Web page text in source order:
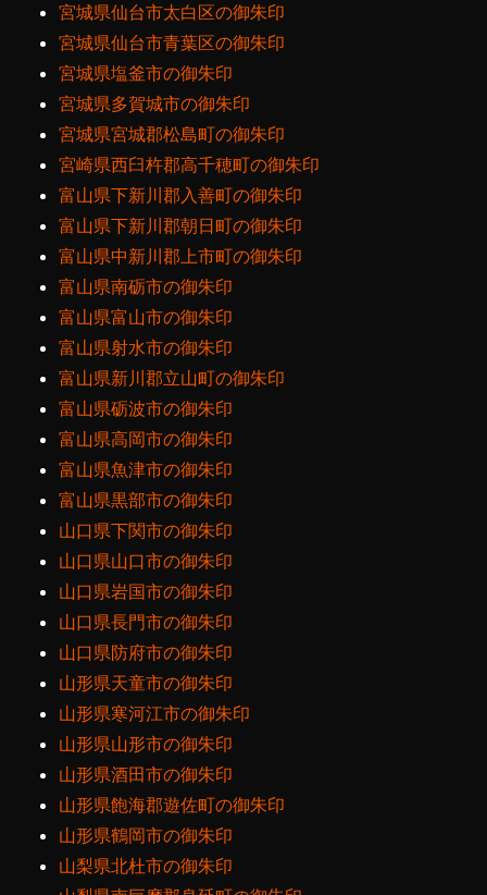
宮城県仙台市太白区の御朱印
宮城県仙台市青葉区の御朱印
宮城県塩釜市の御朱印
宮城県多賀城市の御朱印
宮城県宮城郡松島町の御朱印
宮崎県西臼杵郡高千穂町の御朱印
富山県下新川郡入善町の御朱印
富山県下新川郡朝日町の御朱印
富山県中新川郡上市町の御朱印
富山県南砺市の御朱印
富山県富山市の御朱印
富山県射水市の御朱印
富山県新川郡立山町の御朱印
富山県砺波市の御朱印
富山県高岡市の御朱印
富山県魚津市の御朱印
富山県黒部市の御朱印
山口県下関市の御朱印
山口県山口市の御朱印
山口県岩国市の御朱印
山口県長門市の御朱印
山口県防府市の御朱印
山形県天童市の御朱印
山形県寒河江市の御朱印
山形県山形市の御朱印
山形県酒田市の御朱印
山形県飽海郡遊佐町の御朱印
山形県鶴岡市の御朱印
山梨県北杜市の御朱印